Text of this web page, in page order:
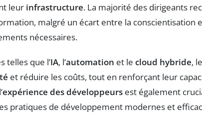
leur infrastructure. La majorité des dirigeants
malgré un écart entre la conscientisation
nécessaires.
telles que l’IA, l’automation et le cloud hybride,
et réduire les coûts, tout en renforçant leur
expérience des développeurs est également
pratiques de développement modernes et